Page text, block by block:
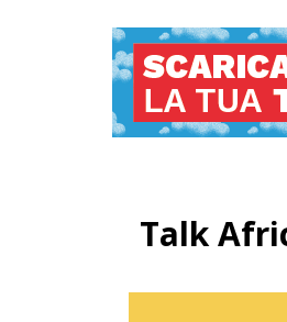
Talk